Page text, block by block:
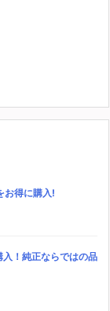
お得に購入!
！純正ならではの品